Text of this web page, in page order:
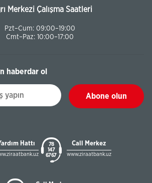
Merkezi Çalışma Saatleri
Pzt–Cum: 09:00–19:00
Cmt–Paz: 10:00–17:00
haberdar ol
Abone olun
Hattı
78
147
67 67
Call Merkez
www.ziraatbank.uz